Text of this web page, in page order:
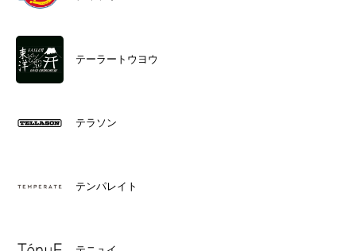
テーラートウヨウ
テラソン
テンパレイト